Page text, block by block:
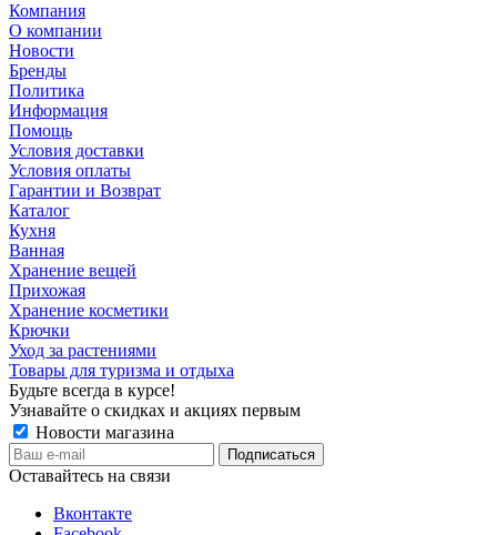
Компания
О компании
Новости
Бренды
Политика
Информация
Помощь
Условия доставки
Условия оплаты
Гарантии и Возврат
Каталог
Кухня
Ванная
Хранение вещей
Прихожая
Хранение косметики
Крючки
Уход за растениями
Товары для туризма и отдыха
Будьте всегда в курсе!
Узнавайте о скидках и акциях первым
Новости магазина
Оставайтесь на связи
Вконтакте